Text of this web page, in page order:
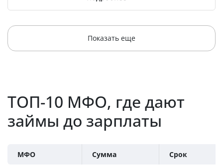
Показать еще
ТОП-10 МФО, где дают
займы до зарплаты
МФО Сумма Срок